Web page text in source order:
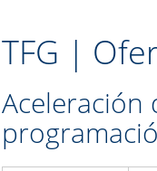
TFG |
Aceleración